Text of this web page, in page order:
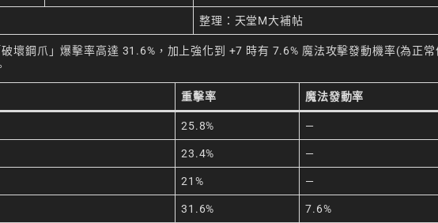
整理： 天堂M大補帖
壞鋼爪」爆擊率高達 31.6%，加上強化到 +7 時有 7.6% 魔法攻擊發動機率(為正常
重擊率 魔法發動率
25.8% —
23.4% —
21% —
31.6% 7.6%